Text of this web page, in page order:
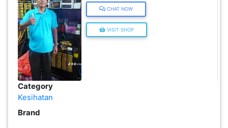
CHAT NOW
VISIT SHOP
Category
Kesihatan
Brand
PERCUTIAN
PELANCONGAN(1)
RUMAH
BARANG
PERIBADI(4)